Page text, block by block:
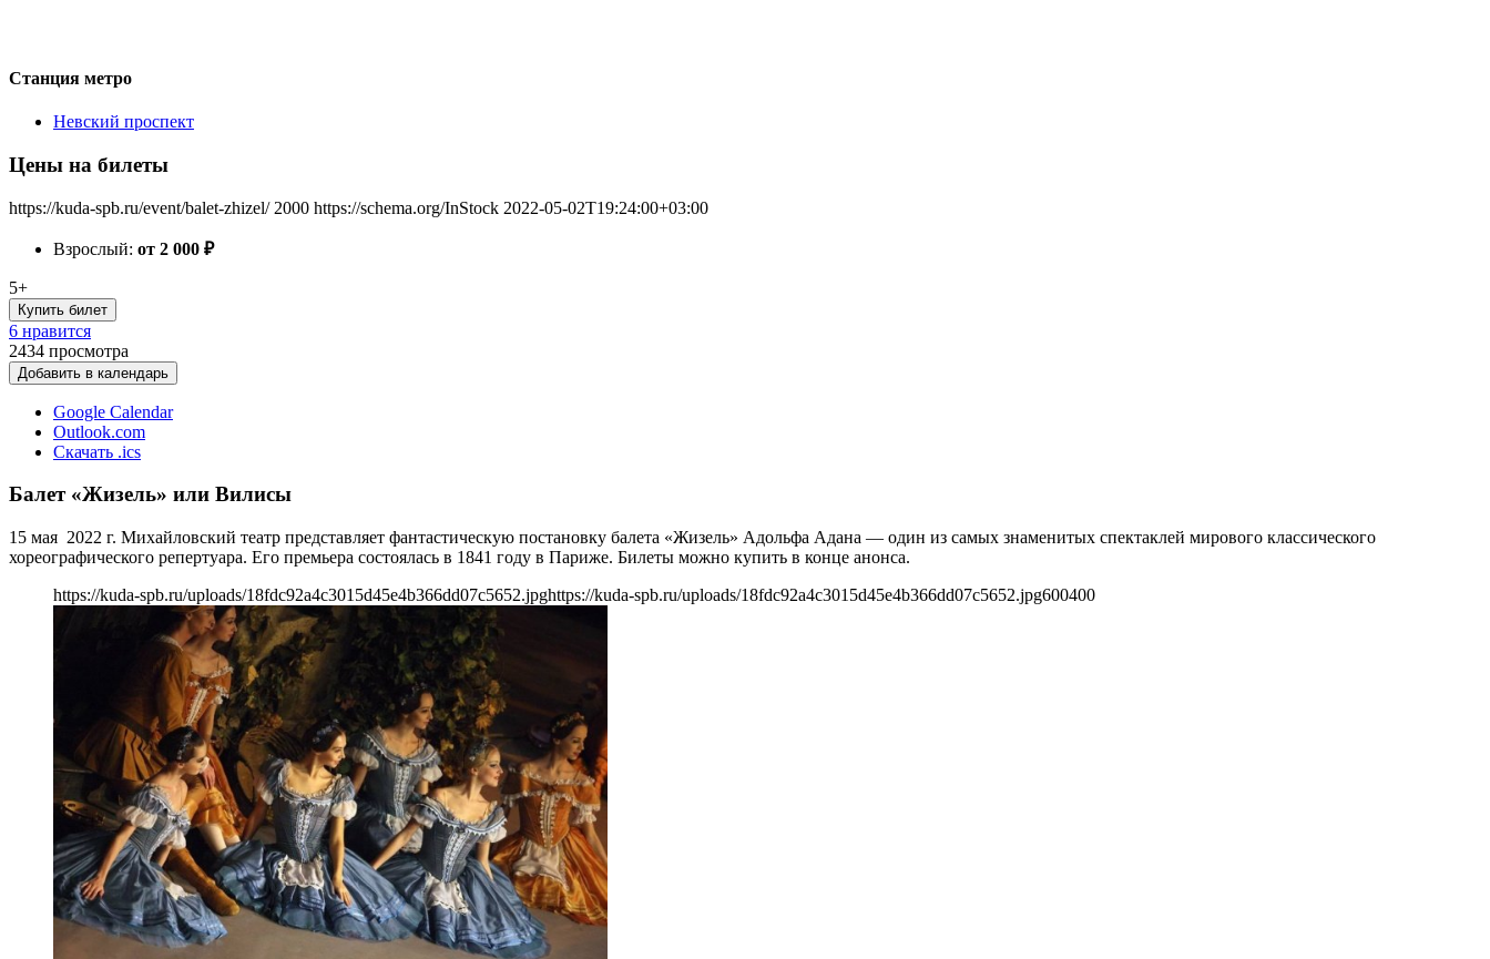
Станция метро
Невский проспект
Цены на билеты
https://kuda-spb.ru/event/balet-zhizel/ 2000 https://schema.org/InStock 2022-05-02T19:24:00+03:00
Взрослый: от 2 000 ₽
5+
Купить билет
6 нравится
2434 просмотра
Добавить в календарь
Google Calendar
Outlook.com
Скачать .ics
Балет «Жизель» или Вилисы
15 мая 2022 г. Михайловский театр представляет фантастическую постановку балета «Жизель» Адольфа Адана — один из самых знаменитых спектаклей мирового классического
хореографического репертуара. Его премьера состоялась в 1841 году в Париже. Билеты можно купить в конце анонса.
https://kuda-spb.ru/uploads/18fdc92a4c3015d45e4b366dd07c5652.jpghttps://kuda-spb.ru/uploads/18fdc92a4c3015d45e4b366dd07c5652.jpg600400